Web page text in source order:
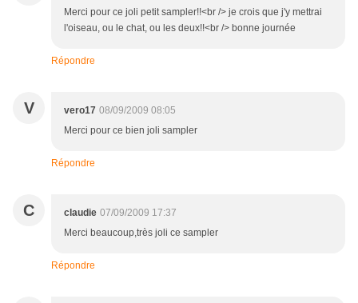
Merci pour ce joli petit sampler!!<br /> je crois que j'y mettrai
l'oiseau, ou le chat, ou les deux!!<br /> bonne journée
Répondre
V vero17 08/09/2009 08:05
Merci pour ce bien joli sampler
Répondre
C claudie 07/09/2009 17:37
Merci beaucoup,très joli ce sampler
Répondre